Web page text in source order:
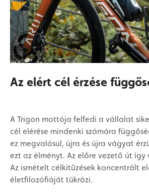
Az elért cél érzése
A Trigon mottója felfedi a vállalat
cél elérése mindenki számára
ez megvalósul, újra és újra vágyat
ezt az élményt. Az előre vezető út
Az ismételt célkitűzések koncentrált
életfilozófiáját tükrözi.